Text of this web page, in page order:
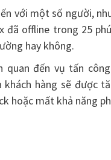
với một số người,
đã offline trong 25
hay không.
quan đến vụ tấn
hàng sẽ được
hoặc mất khả năng